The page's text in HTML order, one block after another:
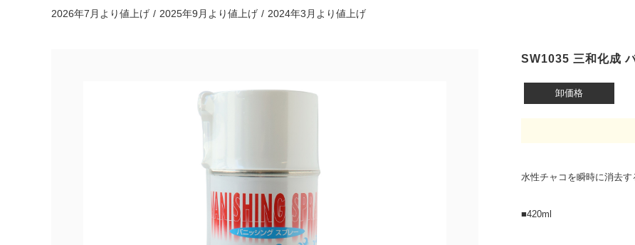
2026年7月より値上げ / 2025年9月より値上げ / 2024年3月より値上げ
SW1035 三和化成
卸価格
水性チャコを瞬時に消去す
■420ml